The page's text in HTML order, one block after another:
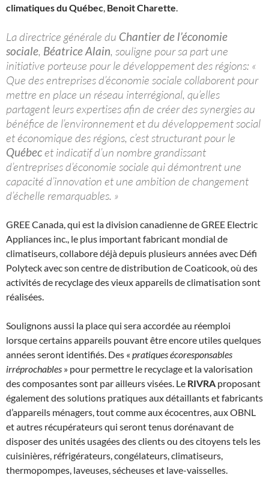
climatiques du Québec, Benoit Charette.
La directrice générale du Chantier de l’économie
sociale, Béatrice Alain, souligne pour sa part une
initiative porteuse pour le développement des régions: «
Que des entreprises d’économie sociale collaborent pour
mettre en place un réseau interrégional, qu’elles
partagent leurs expertises afin de créer des synergies au
bénéfice de l’environnement et du développement social
et économique des régions, c’est structurant pour le
Québecet indicatif d’un nombre grandissant
d’entreprises d’économie sociale qui démontrent une
capacité d’innovation et une ambition de changement
d’échelle remarquables. »
GREE Canada, qui est la division canadienne de GREE Electric
Appliances inc., le plus important fabricant mondial de
climatiseurs, collabore déjà depuis plusieurs années avec Défi
Polyteck avec son centre de distribution de Coaticook, où des
activités de recyclage des vieux appareils de climatisation sont
réalisées.
Soulignons aussi la place qui sera accordée au réemploi
lorsque certains appareils pouvant être encore utiles quelques
années seront identifiés. Des « pratiques écoresponsables
irréprochables » pour permettre le recyclage et la valorisation
des composantes sont par ailleurs visées. Le RIVRA proposant
également des solutions pratiques aux détaillants et fabricants
d’appareils ménagers, tout comme aux écocentres, aux OBNL
et autres récupérateurs qui seront tenus dorénavant de
disposer des unités usagées des clients ou des citoyens tels les
cuisinières, réfrigérateurs, congélateurs, climatiseurs,
thermopompes, laveuses, sécheuses et lave-vaisselles.